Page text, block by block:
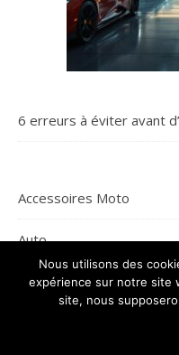
6 erreurs à éviter avant
Accessoires Moto
Auto
Moto
Nous utilisons des
expérience sur notre site
site, nous